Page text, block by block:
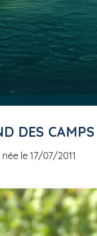
DES CAMPS
le 17/07/2011